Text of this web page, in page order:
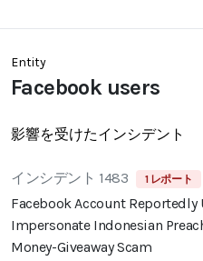
Entity
Facebook users
影響を受けたインシデント
インシデント 1483 1 レポート
Facebook Account Reportedly
Impersonate Indonesian
Money-Giveaway Scam